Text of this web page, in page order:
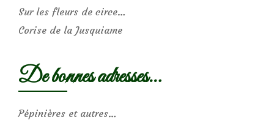
Sur les fleurs de circe…
Corise de la Jusquiame
De bonnes adresses…
Pépinières et autres…